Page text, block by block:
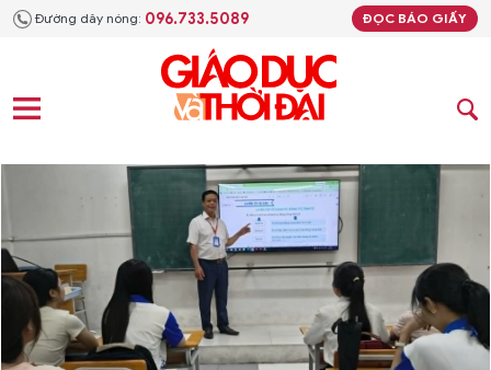
Đường dây nóng: 096.733.5089 ĐỌC BÁO GIẤY